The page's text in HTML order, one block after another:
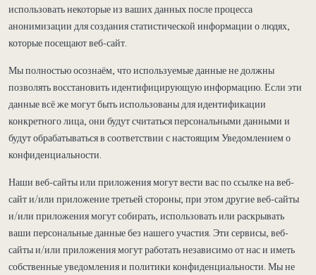
использовать некоторые из ваших данных после процесса
анонимизации для создания статистической информации о людях,
которые посещают веб-сайт.
Мы полностью осознаём, что используемые данные не должны
позволять восстановить идентифицирующую информацию. Если эти
данные всё же могут быть использованы для идентификации
конкретного лица, они будут считаться персональными данными и
будут обрабатываться в соответствии с настоящим Уведомлением о
конфиденциальности.
Наши веб-сайты или приложения могут вести вас по ссылке на веб-
сайт и/или приложение третьей стороны; при этом другие веб-сайты
и/или приложения могут собирать, использовать или раскрывать
ваши персональные данные без нашего участия. Эти сервисы, веб-
сайты и/или приложения могут работать независимо от нас и иметь
собственные уведомления и политики конфиденциальности. Мы не